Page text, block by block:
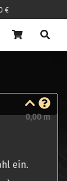
€
0,00 m
ein.